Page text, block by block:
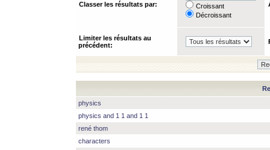
Classer les résultats par:
Croissant
Décroissant
Limiter les résultats au
précédent:
physics
physics and 1 1 and 1 1
rené thom
characters